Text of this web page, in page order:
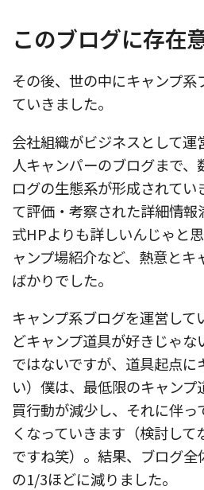
このブログに存在
その後、世の中にキャンプ系
ていきました。
会社組織がビジネスとして運
人キャンパーのブログまで
ログの生態系が形成されてい
て評価・考察された詳細情
式HPよりも詳しいんじゃと
ャンプ場紹介など、熱意とキ
ばかりでした。
キャンプ系ブログを運営して
どキャンプ道具が好きじゃ
ではないですが、道具起点に
い）僕は、最低限のキャン
買行動が減少し、それに伴
くなっていきます（検討し
ですね笑）。結果、ブログ
の1/3ほどに減りました。